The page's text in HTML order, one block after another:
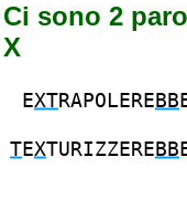
Ci sono 2
X
EXTRAPOLERE BB
TEXTURIZZERE BB